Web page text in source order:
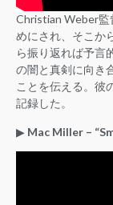
Christian Weber監
めにされ、そこか
ら振り返れば予言
の闇と真剣に向き
ことを伝える。彼
記録した。
▶︎ Mac Miller –